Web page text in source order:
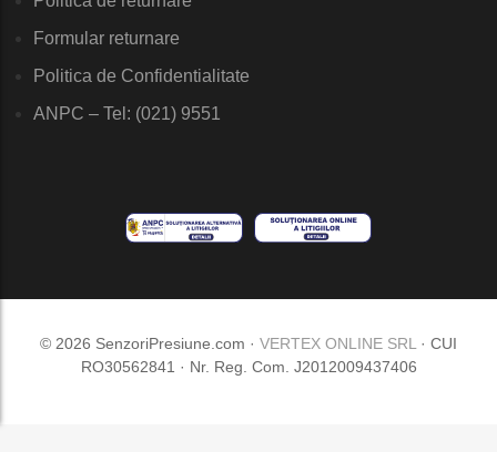
Formular returnare
Politica de Confidentialitate
ANPC – Tel: (021) 9551
© 2026 SenzoriPresiune.com · VERTEX ONLINE SRL · CUI
RO30562841 · Nr. Reg. Com. J2012009437406